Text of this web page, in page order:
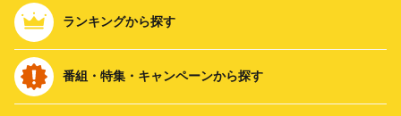
ランキングから探す
番組・特集・キャンペーンから探す